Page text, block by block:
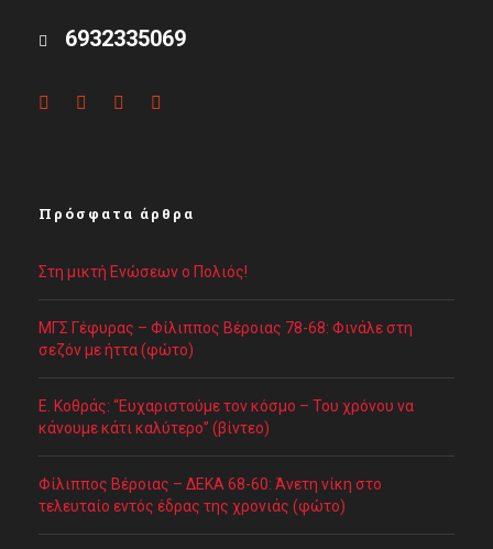
6932335069
Πρόσφατα άρθρα
Στη μικτή Ενώσεων ο Πολιός!
ΜΓΣ Γέφυρας – Φίλιππος Βέροιας 78-68: Φινάλε στη
σεζόν με ήττα (φώτο)
Ε. Κοθράς: “Ευχαριστούμε τον κόσμο – Του χρόνου να
κάνουμε κάτι καλύτερο” (βίντεο)
Φίλιππος Βέροιας – ΔΕΚΑ 68-60: Άνετη νίκη στο
τελευταίο εντός έδρας της χρονιάς (φώτο)